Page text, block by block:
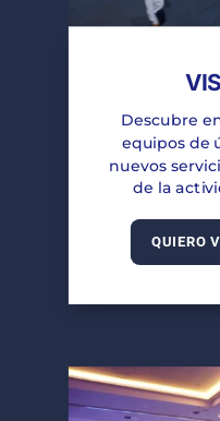
Descubre
equipos de
nuevos
de la
QUIERO